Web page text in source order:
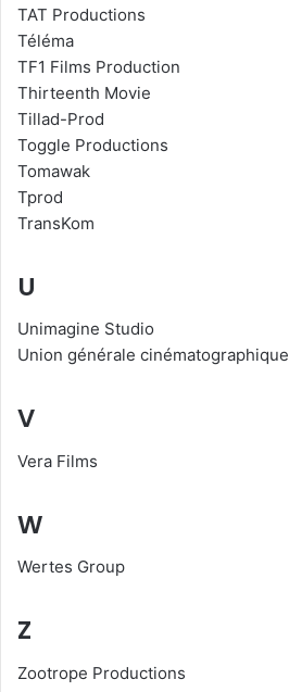
TAT Productions
Téléma
TF1 Films Production
Thirteenth Movie
Tillad-Prod
Toggle Productions
Tomawak
Tprod
TransKom
U
Unimagine Studio
Union générale cinématographique
V
Vera Films
W
Wertes Group
Z
Zootrope Productions